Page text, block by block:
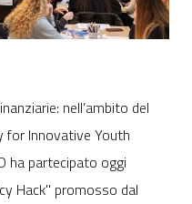
nell’ambito del
for Innovative Youth
ha partecipato oggi
Hack" promosso dal